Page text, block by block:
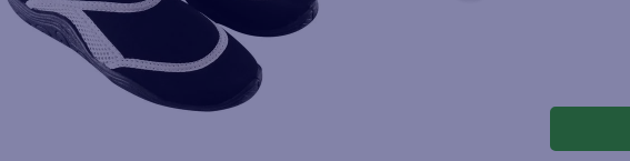
10.